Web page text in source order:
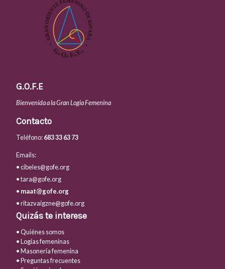
G.O.F.E
Bienvenida a la Gran Logia Femenina
Contacto
Teléfono:683 33 63 73
Emails:
• cibeles@gofe.org
• tara@gofe.org
• maat@gofe.org
• ritazvaigzne@gofe.org
Quizás te interese
• Quiénes somos
• Logias femeninas
• Masonería femenina
• Preguntas frecuentes